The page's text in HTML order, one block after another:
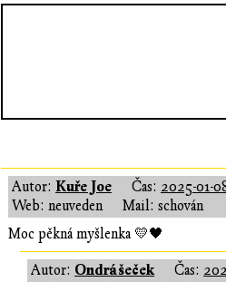
Autor: Kuře Joe Čas: 2025-01-
Web: neuveden
Mail: schován
Moc pěkná myšlenka 💛🖤
Autor: Ondrášeček Čas: